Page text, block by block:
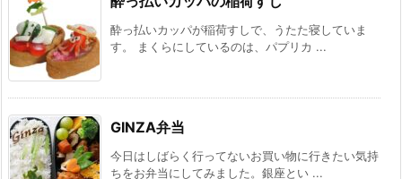
酔っ払いカッパが稲荷すしで、うたた寝していま
す。 まくらにしているのは、パプリカ ...
GINZA弁当
今日はしばらく行ってないお買い物に行きたい気持
ちをお弁当にしてみました。銀座とい ...